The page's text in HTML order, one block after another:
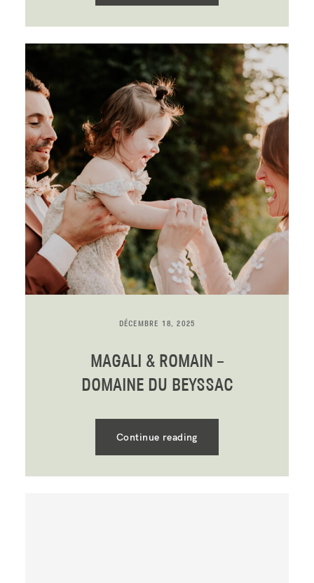
DÉCEMBRE 18, 2025
MAGALI & ROMAIN –
DOMAINE DU BEYSSAC
Continue reading